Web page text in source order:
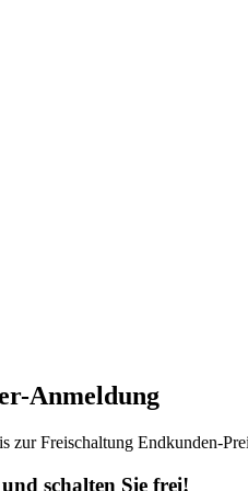
Anmeldung
zur Freischaltung Endkunden-
schalten Sie frei!